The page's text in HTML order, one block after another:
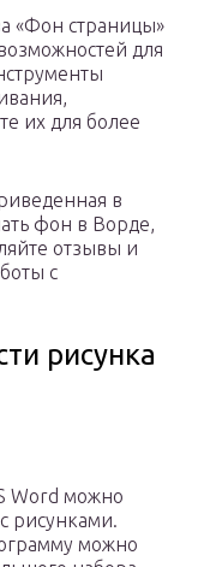
«Фон страницы»
для
их для более
в
фон в Ворде,
отзывы и
с
рисунка
Word можно
рисунками.
можно